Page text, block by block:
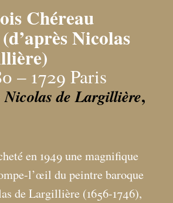
Chéreau
Nicolas
– 1729 Paris
de Largillière,
en 1949 une magnifique
l’œil du peintre baroque
de Largillière (1656-1746),